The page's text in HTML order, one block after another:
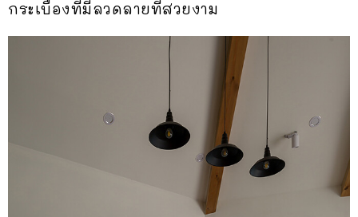
กระเบื้องที่มีลวดลายที่สวยงาม